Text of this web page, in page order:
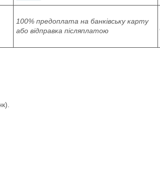
100% предоплата на банківську карту
або відправка післяплатою